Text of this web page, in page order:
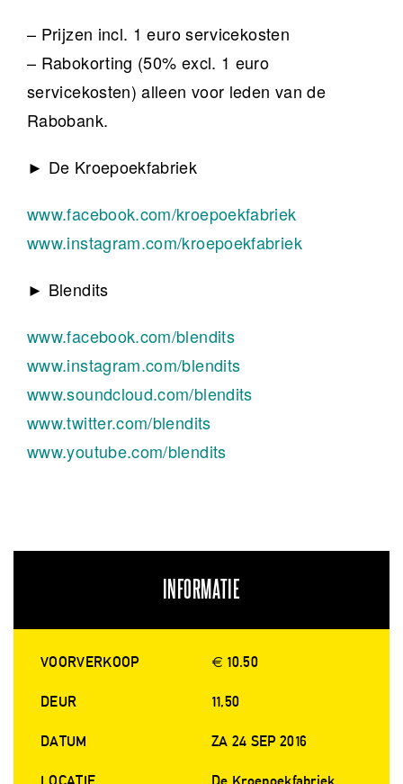
– Prijzen incl. 1 euro servicekosten
– Rabokorting (50% excl. 1 euro
servicekosten) alleen voor leden van de
Rabobank.
► De Kroepoekfabriek
www.facebook.com/kroepoekfabriek
www.instagram.com/kroepoekfabriek
► Blendits
www.facebook.com/blendits
www.instagram.com/blendits
www.soundcloud.com/blendits
www.twitter.com/blendits
www.youtube.com/blendits
INFORMATIE
VOORVERKOOP € 10.50
DEUR 11,50
DATUM ZA 24 SEP 2016